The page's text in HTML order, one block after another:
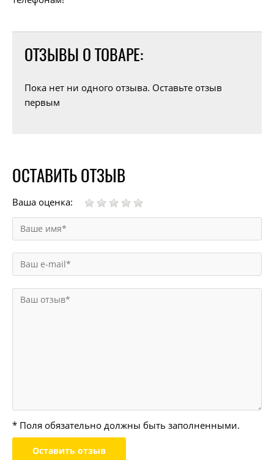
ОТЗЫВЫ О ТОВАРЕ:
Пока нет ни одного отзыва. Оставьте отзыв
первым
ОСТАВИТЬ ОТЗЫВ
Ваша оценка:
* Поля обязательно должны быть заполненными.